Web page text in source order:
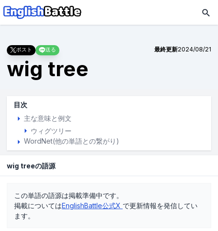
ポスト 送る 最終更新2024/08/21
wig tree
目次
主な意味と例文
ウィグツリー
WordNet(他の単語との繋がり)
wig treeの語源
この単語の語源は掲載準備中です。
掲載についてはEnglishBattle公式X で更新情報を発信してい
ます。